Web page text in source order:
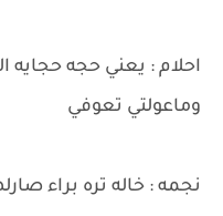
احلام : يعني حجه حجايه
وماعولتي تعوفي
نجمه : خاله تره براء